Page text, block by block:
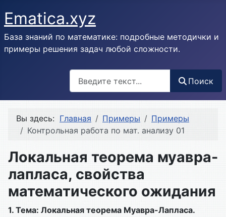
Ematica.xyz
База знаний по математике: подробные методички и
примеры решения задач любой сложности.
Поиск
Вы здесь: Главная Примеры
Примеры
Контрольная работа по мат. анализу 01
Локальная теорема муавра-
лапласа, свойства
математического ожидания
1. Тема: Локальная теорема Муавра-Лапласа.